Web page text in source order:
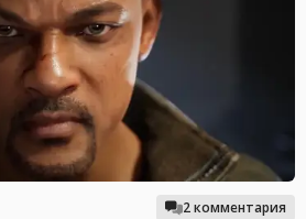
2 комментария